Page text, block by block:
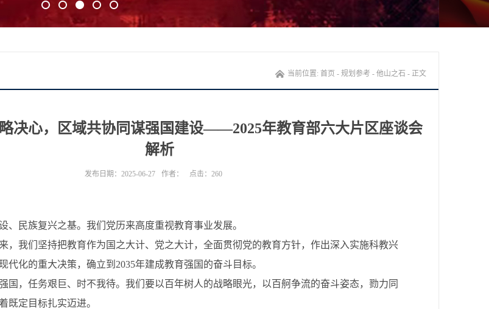
1 2 3 4 5
当前位置: 首页 - 规划参考 - 他山之石 - 正文
决心，区域共协同谋强国建设——2025年教育部六大片区座谈会
解析
发布日期：2025-06-27 作者： 点击：260
、民族复兴之基。我们党历来高度重视教育事业发展。
，我们坚持把教育作为国之大计、党之大计，全面贯彻党的教育方针，作出深入实施科教兴
代化的重大决策，确立到2035年建成教育强国的奋斗目标。
国，任务艰巨、时不我待。我们要以百年树人的战略眼光，以百舸争流的奋斗姿态，勠力同
既定目标扎实迈进。